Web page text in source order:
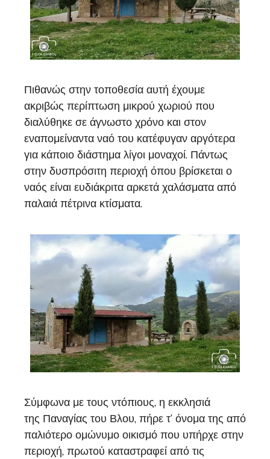
Πιθανώς στην τοποθεσία αυτή έχουμε
ακριβώς περίπτωση μικρού χωριού που
διαλύθηκε σε άγνωστο χρόνο και στον
εναπομείναντα ναό του κατέφυγαν αργότερα
για κάποιο διάστημα λίγοι μοναχοί. Πάντως
στην δυσπρόσιτη περιοχή όπου βρίσκεται ο
ναός είναι ευδιάκριτα αρκετά χαλάσματα από
παλαιά πέτρινα κτίσματα.
Σύμφωνα με τους ντόπιους, η εκκλησιά
της Παναγίας του Βλου, πήρε τ’ όνομα της από
παλιότερο ομώνυμο οικισμό που υπήρχε στην
περιοχή, πρωτού καταστραφεί από τις